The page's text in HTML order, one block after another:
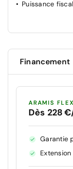
Puissance
Financement
ARAMIS
Dès 228
Garantie